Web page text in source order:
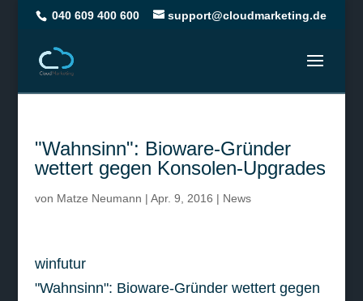
040 609 400 600 support@cloudmarketing.de
"Wahnsinn": Bioware-Gründer
wettert gegen Konsolen-Upgrades
von Matze Neumann | Apr. 9, 2016 | News
winfutur
"Wahnsinn": Bioware-Gründer wettert gegen